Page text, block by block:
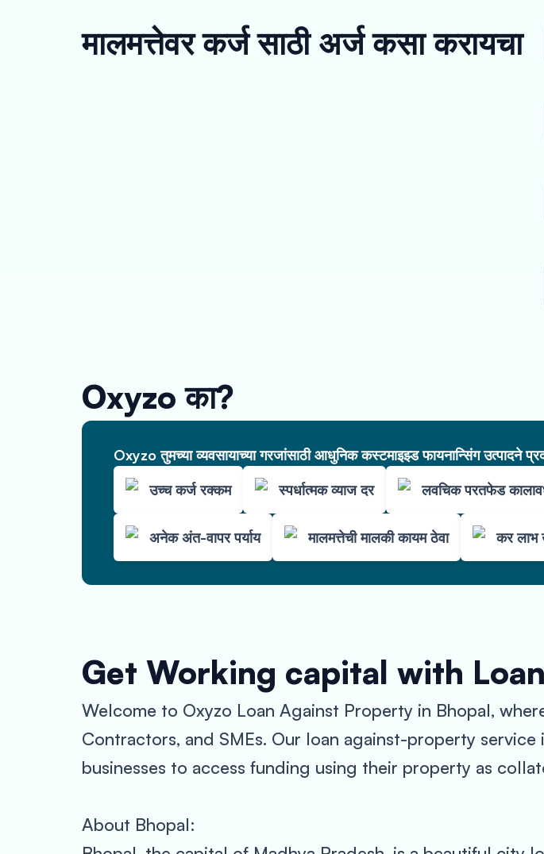
मालमत्तेवर कर्ज साठी अर्ज कसा करायचा
Oxyzo का?
Oxyzo तुमच्या व्यवसायाच्या गरजांसाठी आधुनिक कस्टमाइझ्ड फायनान्सिंग उत्पादने
उच्च कर्ज रक्कम
स्पर्धात्मक व्याज दर लवचिक परतफेड
अनेक अंत-वापर पर्याय मालमत्तेची मालकी कायम ठेवा कर लाभ
Get Working capital with
Welcome to Oxyzo Loan Against Property in Bhopal,
Contractors, and SMEs. Our loan against-property
businesses to access funding using their property as
About Bhopal: